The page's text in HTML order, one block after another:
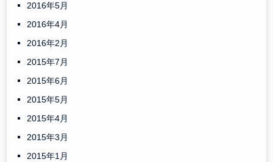
2016年5月
2016年4月
2016年2月
2015年7月
2015年6月
2015年5月
2015年4月
2015年3月
2015年1月